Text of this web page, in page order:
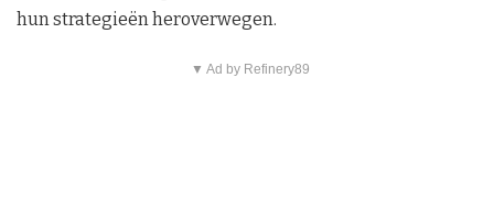
hun strategieën heroverwegen.
▼ Ad by Refinery89